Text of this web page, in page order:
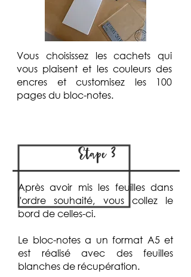
Vous choisissez les cachets qui
vous plaisent et les couleurs des
encres et customisez les 100
pages du bloc-notes.
Après avoir mis les feuilles dans
l'ordre souhaité, vous collez le
bord de celles-ci.
Le bloc-notes a un format A5 et
est réalisé avec des feuilles
blanches de récupération.
Etape 3